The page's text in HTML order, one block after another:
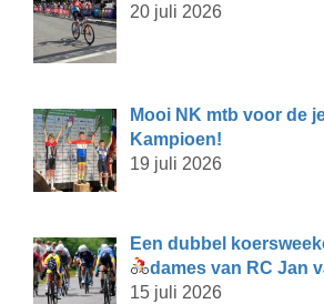
20 juli 2026
Mooi NK mtb voor de
Kampioen!
19 juli 2026
Een dubbel
dames van RC Jan
15 juli 2026